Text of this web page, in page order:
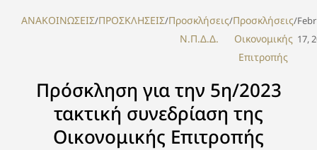
ΑΝΑΚΟΙΝΩΣΕΙΣ/ΠΡΟΣΚΛΗΣΕΙΣ/Προσκλήσεις
Ν.Π.Δ.Δ.
/Προσκλήσεις
Οικονομικής
Επιτροπής
/
17,
Πρόσκληση για την 5η/2023
τακτική συνεδρίαση της
Οικονομικής Επιτροπής